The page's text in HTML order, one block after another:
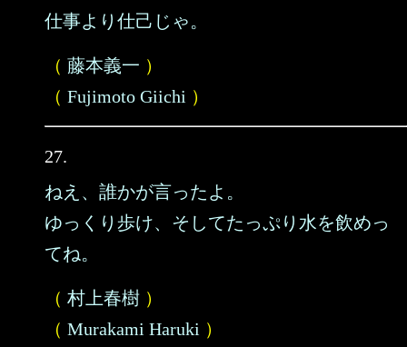
仕事より仕己じゃ。
（ 藤本義一 ）
（ Fujimoto Giichi ）
27.
ねえ、誰かが言ったよ。
ゆっくり歩け、そしてたっぷり水を飲めっ
てね。
（ 村上春樹 ）
（ Murakami Haruki ）